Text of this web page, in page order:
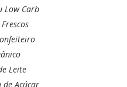
Low Carb
Leite
de Açúcar